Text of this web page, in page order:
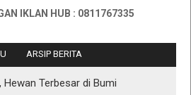
HUB : 0811767335
ARSIP BERITA
Hewan Terbesar di Bumi